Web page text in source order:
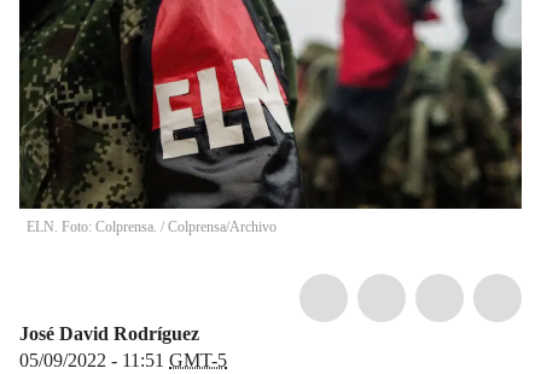
ELN. Foto: Colprensa. / Colprensa/Archivo
José David Rodríguez
05/09/2022 - 11:51 GMT-5